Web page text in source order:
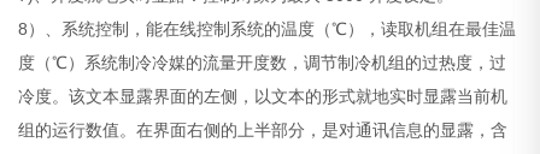
8）、系统控制，能在线控制系统的温度（℃），读取机组在最佳温
度（℃）系统制冷冷媒的流量开度数，调节制冷机组的过热度，过
冷度。该文本显露界面的左侧，以文本的形式就地实时显露当前机
组的运行数值。在界面右侧的上半部分，是对通讯信息的显露，含